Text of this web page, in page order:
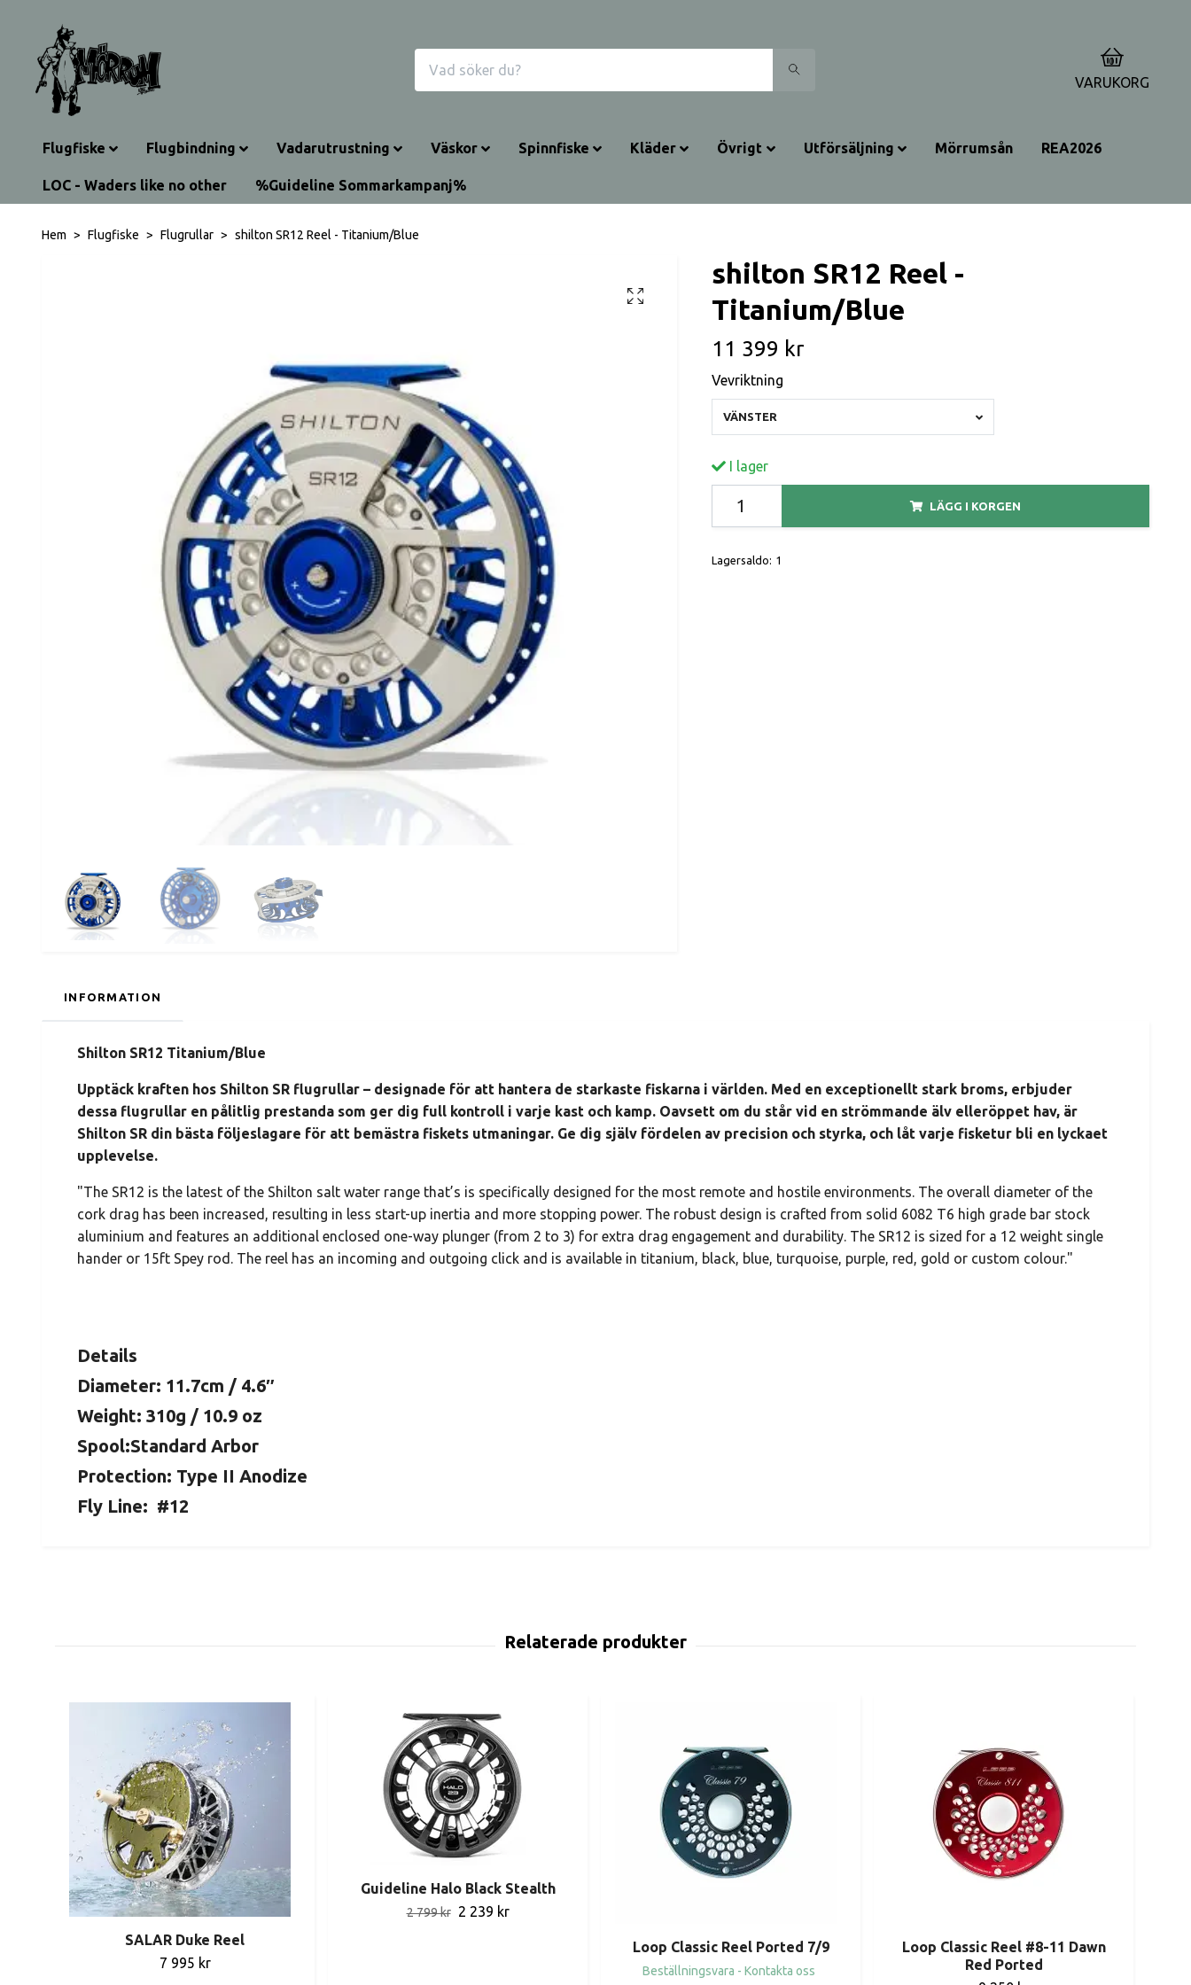
0
VARUKORG
Flugfiske Flugbindning Vadarutrustning Väskor Spinnfiske Kläder Övrigt Utförsäljning Mörrumsån REA2026
LOC - Waders like no other %Guideline Sommarkampanj%
Hem Flugfiske Flugrullar shilton SR12 Reel - Titanium/Blue
shilton SR12 Reel -
Titanium/Blue
11 399 kr
Vevriktning
VÄNSTER
I lager
LÄGG I KORGEN
Lagersaldo: 1
INFORMATION
Shilton SR12 Titanium/Blue
Upptäck kraften hos Shilton SR flugrullar – designade för att hantera de starkaste fiskarna i världen. Med en exceptionellt stark broms, erbjuder
dessa flugrullar en pålitlig prestanda som ger dig full kontroll i varje kast och kamp. Oavsett om du står vid en strömmande älv elleröppet hav, är
Shilton SR din bästa följeslagare för att bemästra fiskets utmaningar. Ge dig själv fördelen av precision och styrka, och låt varje fisketur bli en lyckaet
upplevelse.
"The SR12 is the latest of the Shilton salt water range that’s is specifically designed for the most remote and hostile environments. The overall diameter of the
cork drag has been increased, resulting in less start-up inertia and more stopping power. The robust design is crafted from solid 6082 T6 high grade bar stock
aluminium and features an additional enclosed one-way plunger (from 2 to 3) for extra drag engagement and durability. The SR12 is sized for a 12 weight single
hander or 15ft Spey rod. The reel has an incoming and outgoing click and is available in titanium, black, blue, turquoise, purple, red, gold or custom colour."
Details
Diameter: 11.7cm / 4.6″
Weight: 310g / 10.9 oz
Spool:Standard Arbor
Protection: Type II Anodize
Fly Line: #12
SALAR Duke Reel
7 995 kr
Guideline Halo Black Stealth
2 799 kr 2 239 kr
Loop Classic Reel Ported 7/9
Beställningsvara - Kontakta oss
Loop Classic Reel #8-11 Dawn
Red Ported